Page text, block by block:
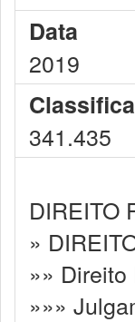
Data
2019
341.435
DIREITO
»
»»
»»»